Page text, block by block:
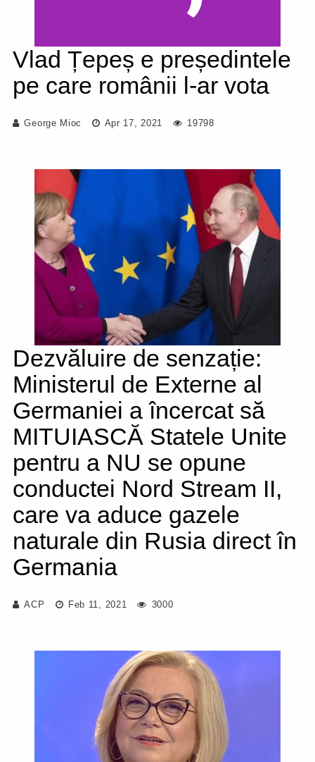
Vlad Țepeș e președintele
pe care românii l-ar vota
George Mioc Apr 17, 2021 19798
Dezvăluire de senzație:
Ministerul de Externe al
Germaniei a încercat să
MITUIASCĂ Statele Unite
pentru a NU se opune
conductei Nord Stream II,
care va aduce gazele
naturale din Rusia direct în
Germania
ACP Feb 11, 2021 3000